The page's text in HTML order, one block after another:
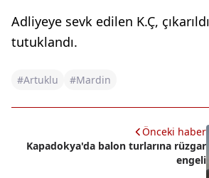
Adliyeye sevk edilen K.Ç,
tutuklandı.
#Artuklu #Mardin
Önceki haber
Kapadokya'da balon turlarına rüzgar
engeli